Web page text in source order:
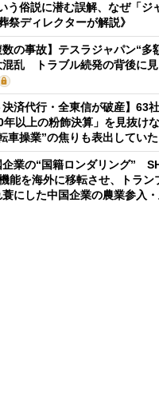
う俗説に潜む誤解、なぜ「ジ
祭ディレクターが解説》
数の事故】テスラジャパン“
混乱 トラブル続発の背後に
決済代行・全東信が破産】63
年以上の粉飾決算」を見抜
車操業”の焦りも表出していた
業の“国籍ロンダリング”
能を海外に移転させ、トラ
にした中国企業の農業参入